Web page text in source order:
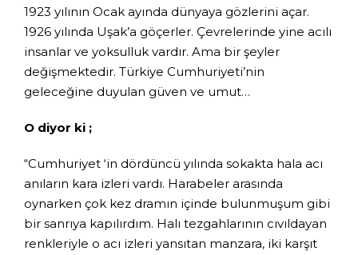
1923 yılının Ocak ayında dünyaya gözlerini açar.
1926 yılında Uşak’a göçerler. Çevrelerinde yine acılı
insanlar ve yoksulluk vardır. Ama bir şeyler
değişmektedir. Türkiye Cumhuriyeti’nin
geleceğine duyulan güven ve umut…
O diyor ki ;
“Cumhuriyet ‘in dördüncü yılında sokakta hala acı
anıların kara izleri vardı. Harabeler arasında
oynarken çok kez dramın içinde bulunmuşum gibi
bir sanrıya kapılırdım. Halı tezgahlarının cıvıldayan
renkleriyle o acı izleri yansıtan manzara, iki karşıt